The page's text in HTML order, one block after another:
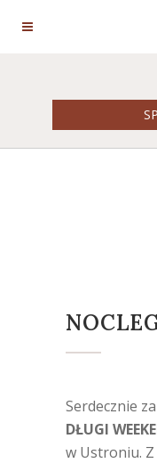
Serdecznie
DŁUGI
w Ustroniu.